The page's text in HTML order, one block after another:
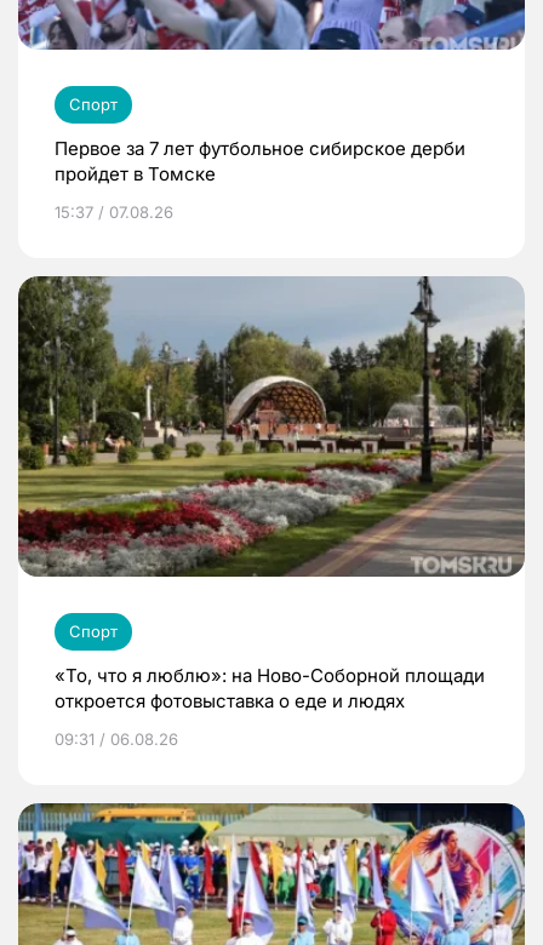
Спорт
Первое за 7 лет футбольное сибирское дерби
пройдет в Томске
15:37 / 07.08.26
Спорт
«То, что я люблю»: на Ново-Соборной площади
откроется фотовыставка о еде и людях
09:31 / 06.08.26